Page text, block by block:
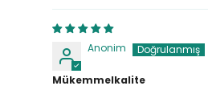
Anonim
Mükemmelkalite